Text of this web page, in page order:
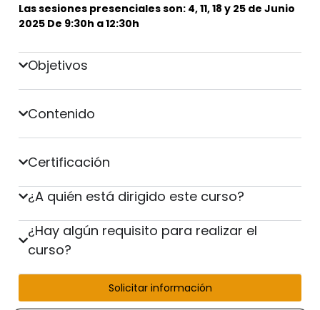
Las sesiones presenciales son: 4, 11, 18 y 25 de Junio
2025 De 9:30h a 12:30h
Objetivos
Contenido
Certificación
¿A quién está dirigido este curso?
¿Hay algún requisito para realizar el
curso?
Solicitar información